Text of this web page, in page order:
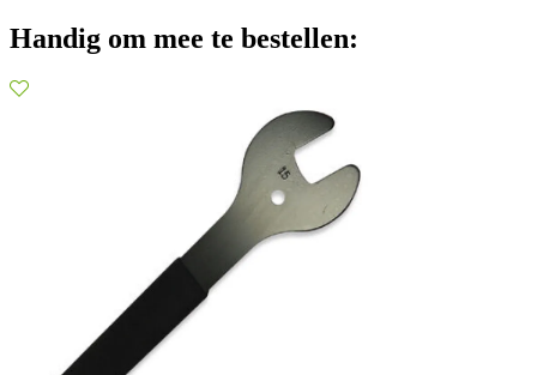
Handig om mee te bestellen: